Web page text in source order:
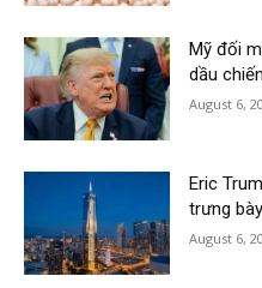
Mỹ đối
dầu
August 6,
Eric
trưng
August 6,